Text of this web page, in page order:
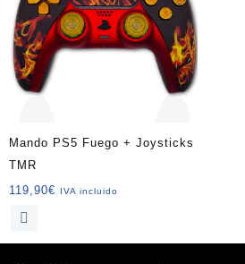
Mando PS5 Fuego + Joysticks
TMR
119,90€ IVA incluido